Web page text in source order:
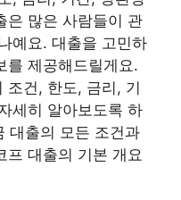
은 많은 사람들이 관
예요. 대출을 고민하
를 제공해드릴게요.
조건, 한도, 금리, 기
세히 알아보도록 하
대출의 모든 조건과
프 대출의 기본 개요